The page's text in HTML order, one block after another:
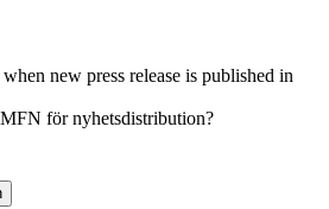
new press release is published in
för nyhetsdistribution?